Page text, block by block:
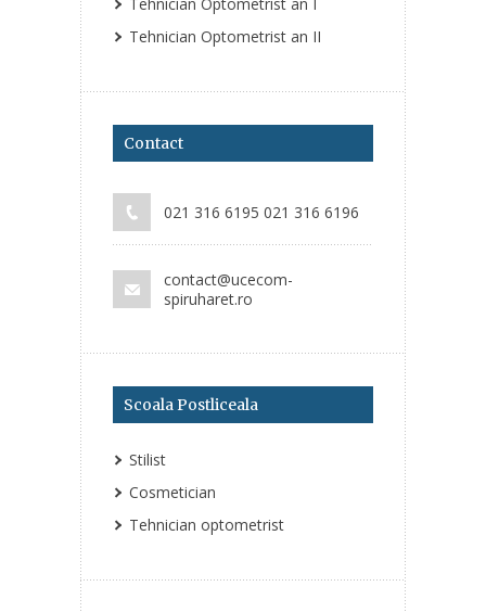
Tehnician Optometrist an I
Tehnician Optometrist an II
Contact
021 316 6195 021 316 6196
contact@ucecom-
spiruharet.ro
Scoala Postliceala
Stilist
Cosmetician
Tehnician optometrist